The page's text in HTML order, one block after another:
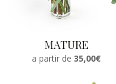
MATURE
a partir de 35,00€